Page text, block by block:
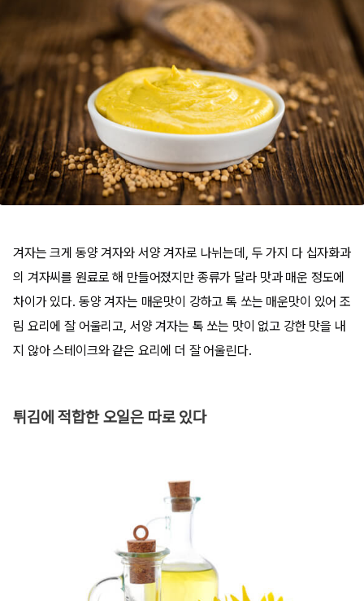
겨자는 크게 동양 겨자와 서양 겨자로 나뉘는데, 두 가지 다 십자화과
의 겨자씨를 원료로 해 만들어졌지만 종류가 달라 맛과 매운 정도에
차이가 있다. 동양 겨자는 매운맛이 강하고 톡 쏘는 매운맛이 있어 조
림 요리에 잘 어울리고, 서양 겨자는 톡 쏘는 맛이 없고 강한 맛을 내
지 않아 스테이크와 같은 요리에 더 잘 어울린다.
튀김에 적합한 오일은 따로 있다